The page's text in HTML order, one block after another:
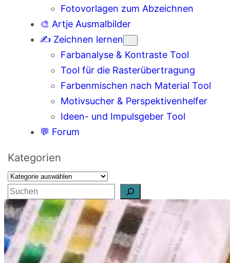
Fotovorlagen zum Abzeichnen
🎨 Artje Ausmalbilder
✍️ Zeichnen lernen
Farbanalyse & Kontraste Tool
Tool für die Rasterübertragung
Farbenmischen nach Material Tool
Motivsucher & Perspektivenhelfer
Ideen- und Impulsgeber Tool
💬 Forum
Kategorien
S
u
c
h
e